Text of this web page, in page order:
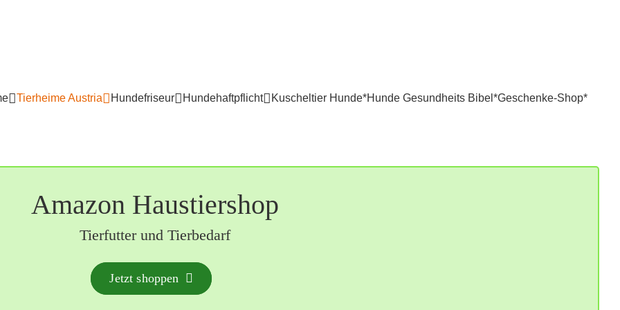
Tierheime Austria Hundefriseur Hundehaftpflicht Kuscheltier Hunde*Hunde Gesundheits Bibel*Geschenke-Shop*
Amazon Haustiershop
Tierfutter und Tierbedarf
Jetzt shoppen